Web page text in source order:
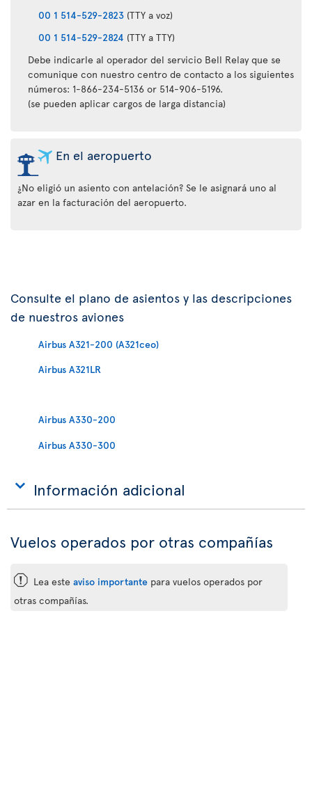
00 1 514-529-2823 (TTY a voz)
00 1 514-529-2824 (TTY a TTY)
Debe indicarle al operador del servicio Bell Relay que se
comunique con nuestro centro de contacto a los siguientes
números: 1-866-234-5136 or 514-906-5196.
(se pueden aplicar cargos de larga distancia)
En el aeropuerto
¿No eligió un asiento con antelación? Se le asignará uno al
azar en la facturación del aeropuerto.
Consulte el plano de asientos y las descripciones
de nuestros aviones
Airbus A321-200 (A321ceo)
Airbus A321LR
Airbus A330-200
Airbus A330-300
Información adicional
Vuelos operados por otras compañías
ü Lea este aviso importante para vuelos operados por
otras compañías.